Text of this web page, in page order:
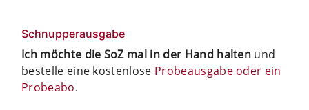
Schnupperausgabe
Ich möchte die SoZ mal in der Hand halten und
bestelle eine kostenlose Probeausgabe oder ein
Probeabo.